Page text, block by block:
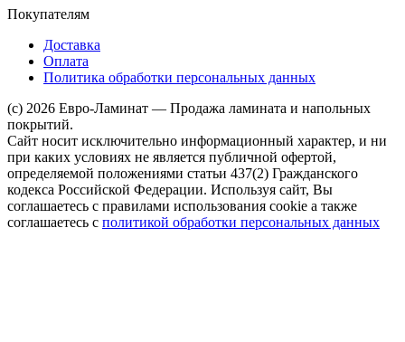
Покупателям
Доставка
Оплата
Политика обработки персональных данных
(c) 2026 Евро-Ламинат — Продажа ламината и напольных
покрытий.
Сайт носит исключительно информационный характер, и ни
при каких условиях не является публичной офертой,
определяемой положениями статьи 437(2) Гражданского
кодекса Российской Федерации. Используя сайт, Вы
соглашаетесь с правилами использования cookie а также
соглашаетесь с политикой обработки персональных данных